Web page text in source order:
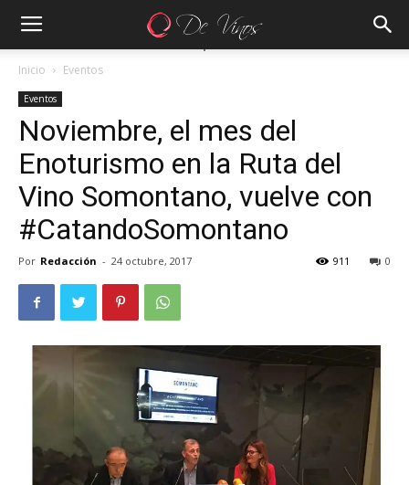
Inicio Eventos
Eventos
Noviembre, el mes del
Enoturismo en la Ruta del
Vino Somontano, vuelve con
#CatandoSomontano
Por Redacción - 24 octubre, 2017 0
911